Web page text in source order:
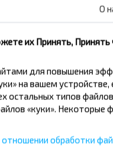
О
их Принять, Принять
для повышения
на вашем устройстве,
остальных типов
«куки». Некоторые
отношении обработки